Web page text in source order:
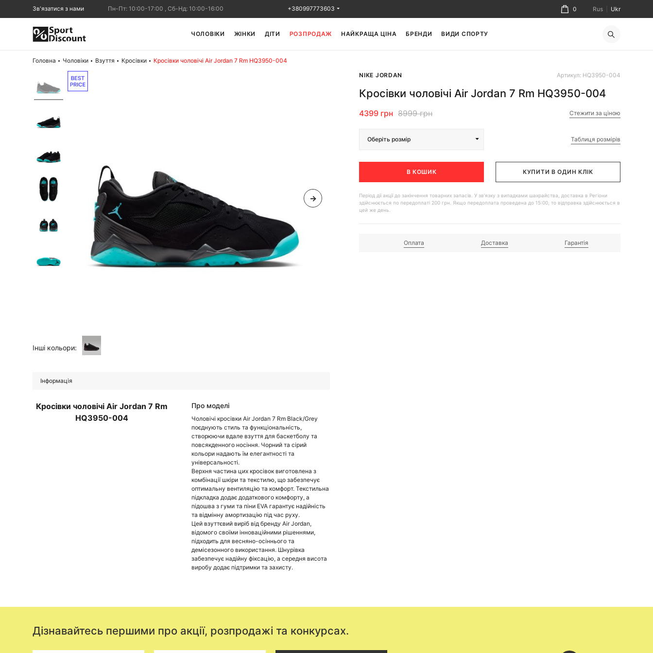
ЧОЛОВІКИ ЖІНКИ ДІТИ РОЗПРОДАЖ НАЙКРАЩА ЦІНА БРЕНДИ ВИДИ СПОРТУ
+380997773603
Зв'язатися з нами Пн-Пт: 10:00-17:00 , Сб-Нд: 10:00-16:00 0 Rus Ukr
Головна Чоловіки Взуття Кросівки
Кросівки чоловічі Air Jordan 7 Rm HQ3950-004
NIKE JORDAN
Артикул: HQ3950-004
Кросівки чоловічі Air Jordan 7 Rm HQ3950-004
4399 грн 8999 грн Стежити за ціною
Оберіть розмір Таблиця розмірів
В КОШИК КУПИТИ В ОДИН КЛІК
Період дії акції до закінчення товарних запасів. У зв'язку з випадками шахрайства, доставка в Регіони
здійснюється по передоплаті 200 грн. Якщо передоплата проведена до 15:00, то відправка здійснюється в
цей же день.
Оплата Доставка Гарантія
Інші кольори:
Інформація
Кросівки чоловічі Air Jordan 7 Rm
HQ3950-004
Про моделі
Чоловічі кросівки Air Jordan 7 Rm Black/Grey
поєднують стиль та функціональність,
створюючи вдале взуття для баскетболу та
повсякденного носіння. Чорний та сірий
кольори надають їм елегантності та
універсальності.
Верхня частина цих кросівок виготовлена з
комбінації шкіри та текстилю, що забезпечує
оптимальну вентиляцію та комфорт. Текстильна
підкладка додає додаткового комфорту, а
підошва з гуми та піни EVA гарантує надійність
та відмінну амортизацію під час руху.
Цей взуттєвий виріб від бренду Air Jordan,
відомого своїми інноваційними рішеннями,
підходить для весняно-осіннього та
демісезонного використання. Шнурівка
забезпечує надійну фіксацію, а середня висота
виробу додає підтримки та захисту.
Дізнавайтесь першими про акції, розпродажі та конкурсах.